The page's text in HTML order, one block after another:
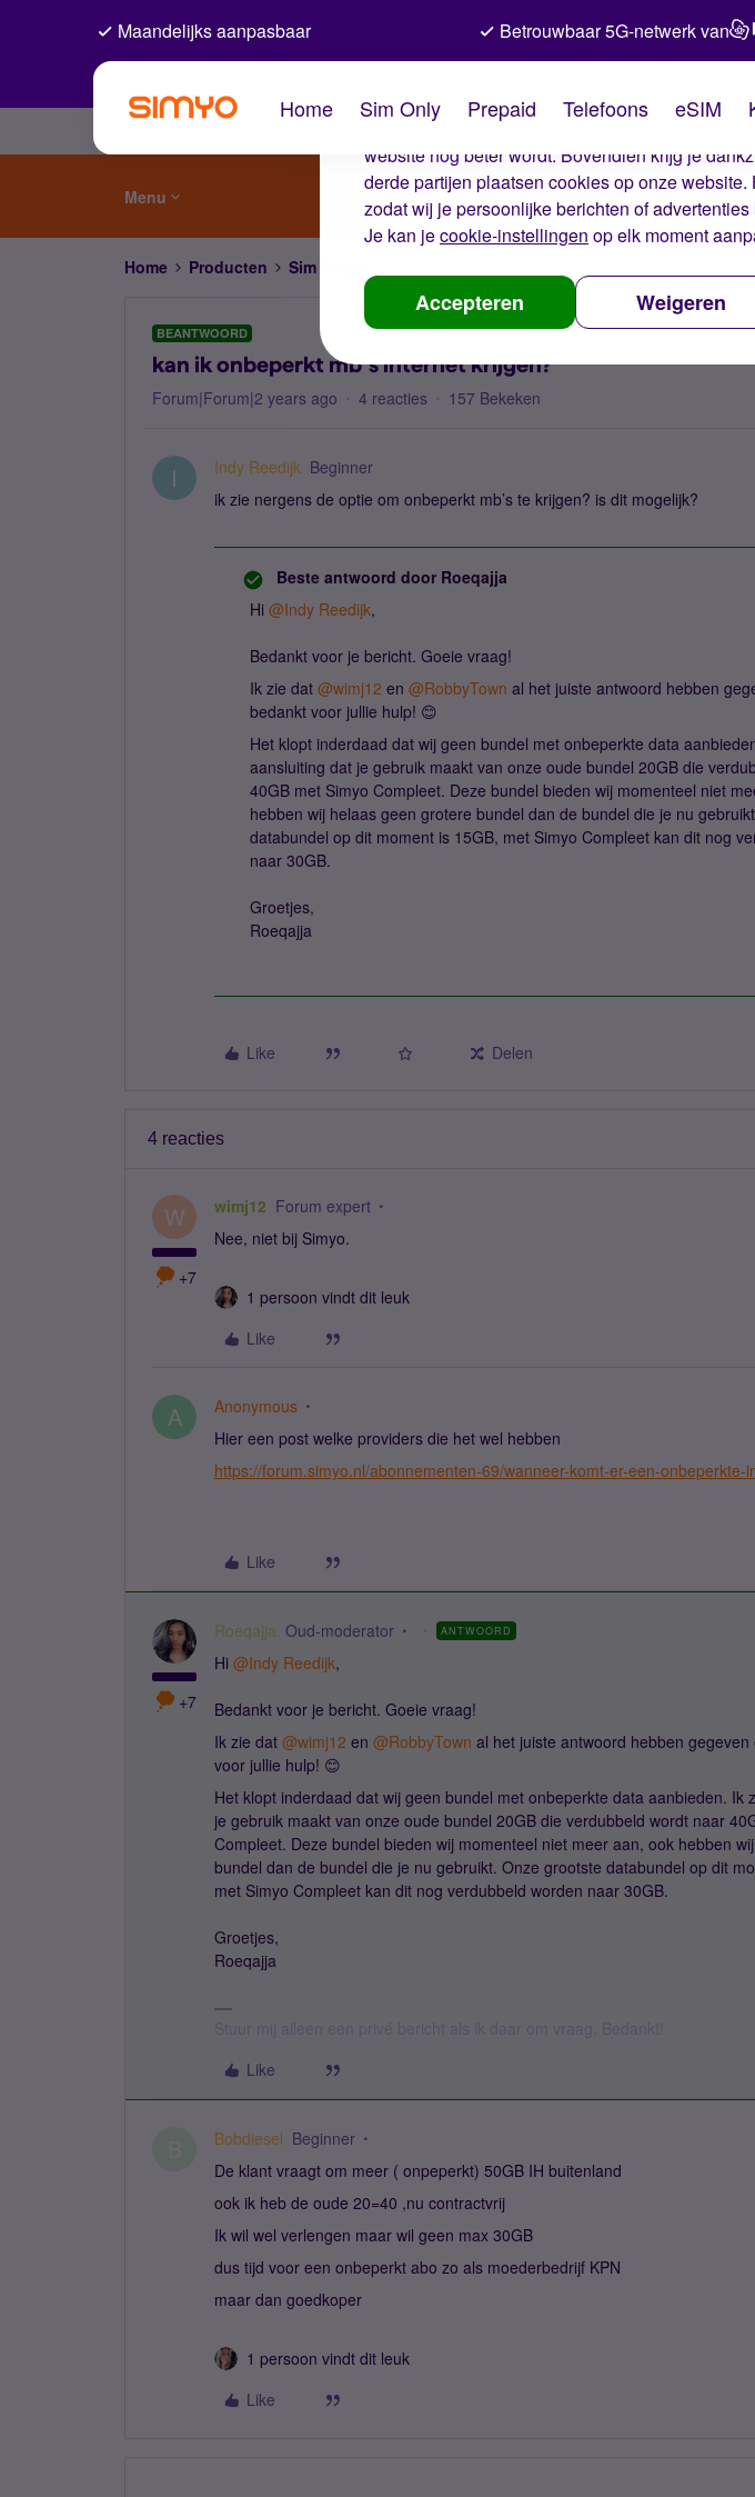
De cookies van Simyo
Wij gebruiken cookies op onze website. Met
website nog beter wordt. Bovendien krijg je
derde partijen plaatsen cookies op onze
zodat wij je persoonlijke berichten of
Je kan jecookie-instellingen op elk moment
Accepteren Weigeren
Maandelijks aanpasbaar Betrouwbaar 5G-netwerk van
Home Sim Only Prepaid Telefoons eSIM
Menu
Home Producten Sim Only
BEANTWOORD
kan ik onbeperkt mb’s internet krijgen?
Forum|Forum|2 years ago 4 reacties 157 Bekeken
I Indy Reedijk Beginner
ik zie nergens de optie om onbeperkt mb’s te krijgen? is dit mogelijk?
Beste antwoord door Roeqajja
Hi @Indy Reedijk,
Bedankt voor je bericht. Goeie vraag!
Ik zie dat @wimj12 en @RobbyTown al het juiste antwoord hebben
bedankt voor jullie hulp! 😊
Het klopt inderdaad dat wij geen bundel met onbeperkte data
aansluiting dat je gebruik maakt van onze oude bundel 20GB die
40GB met Simyo Compleet. Deze bundel bieden wij momenteel niet
hebben wij helaas geen grotere bundel dan de bundel die je nu
databundel op dit moment is 15GB, met Simyo Compleet kan dit nog
naar 30GB.
Groetjes,
Roeqajja
Like Delen
4 reacties
W
+7
wimj12 Forum expert
Nee, niet bij Simyo.
1 persoon vindt dit leuk
Like
A Anonymous
Hier een post welke providers die het wel hebben
https://forum.simyo.nl/abonnementen-69/wanneer-komt-er-een-onbeperkte-
Like
+7
Roeqajja Oud-moderator ANTWOORD
Hi @Indy Reedijk,
Bedankt voor je bericht. Goeie vraag!
Ik zie dat @wimj12 en @RobbyTown al het juiste antwoord hebben
voor jullie hulp! 😊
Het klopt inderdaad dat wij geen bundel met onbeperkte data aanbieden. Ik
je gebruik maakt van onze oude bundel 20GB die verdubbeld wordt naar
Compleet. Deze bundel bieden wij momenteel niet meer aan, ook hebben
bundel dan de bundel die je nu gebruikt. Onze grootste databundel op dit
met Simyo Compleet kan dit nog verdubbeld worden naar 30GB.
Groetjes,
Roeqajja
Like
Bobdiesel Beginner
De klant vraagt om meer ( onpeperkt) 50GB IH buitenland
ook ik heb de oude 20=40 ,nu contractvrij
Ik wil wel verlengen maar wil geen max 30GB
dus tijd voor een onbeperkt abo zo als moederbedrijf KPN
maar dan goedkoper
1 persoon vindt dit leuk
Like